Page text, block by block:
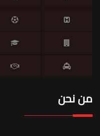
من نحن